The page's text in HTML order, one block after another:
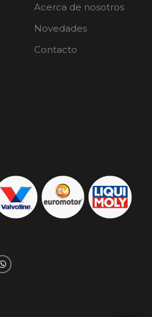
Acerca de nosotros
Novedades
Contacto